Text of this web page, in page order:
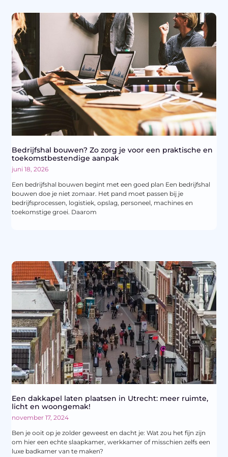
Bedrijfshal bouwen? Zo zorg je voor een praktische en
toekomstbestendige aanpak
juni 18, 2026
Een bedrijfshal bouwen begint met een goed plan Een bedrijfshal
bouwen doe je niet zomaar. Het pand moet passen bij je
bedrijfsprocessen, logistiek, opslag, personeel, machines en
toekomstige groei. Daarom
Een dakkapel laten plaatsen in Utrecht: meer ruimte,
licht en woongemak!
november 17, 2024
Ben je ooit op je zolder geweest en dacht je: Wat zou het fijn zijn
om hier een echte slaapkamer, werkkamer of misschien zelfs een
luxe badkamer van te maken?